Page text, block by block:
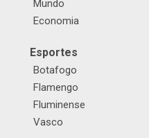
Mundo
Economia
Esportes
Botafogo
Flamengo
Fluminense
Vasco